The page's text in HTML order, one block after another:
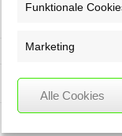
Funktionale
Marketing
Alle Cookies